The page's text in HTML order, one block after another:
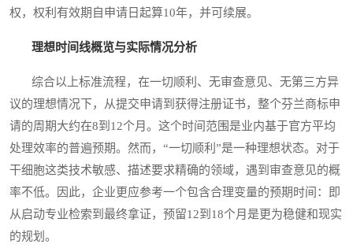
权，权利有效期自申请日起算10年，并可续展。
理想时间线概览与实际情况分析
综合以上标准流程，在一切顺利、无审查意见、无第三方异
议的理想情况下，从提交申请到获得注册证书，整个芬兰商标申
请的周期大约在8到12个月。这个时间范围是业内基于官方平均
处理效率的普遍预期。然而，“一切顺利”是一种理想状态。对于
干细胞这类技术敏感、描述要求精确的领域，遇到审查意见的概
率不低。因此，企业更应参考一个包含合理变量的预期时间：即
从启动专业检索到最终拿证，预留12到18个月是更为稳健和现实
的规划。